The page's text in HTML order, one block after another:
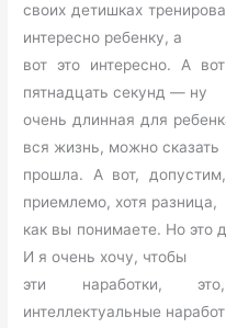
своих детишках
интересно ребенку, а
вот это интересно. А
пятнадцать секунд — ну
очень длинная для
вся жизнь, можно сказать
прошла. А вот,
приемлемо, хотя разница,
как вы понимаете. Но это
И я очень хочу, чтобы
эти наработки,
интеллектуальные